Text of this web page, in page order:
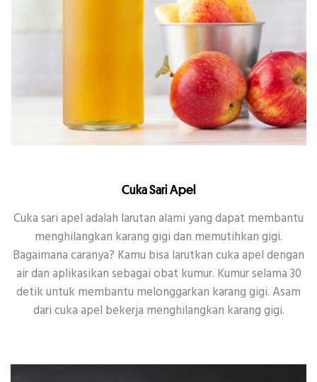
Cuka Sari Apel
Cuka sari apel adalah larutan alami yang dapat membantu
menghilangkan karang gigi dan memutihkan gigi.
Bagaimana caranya? Kamu bisa larutkan cuka apel dengan
air dan aplikasikan sebagai obat kumur. Kumur selama 30
detik untuk membantu melonggarkan karang gigi. Asam
dari cuka apel bekerja menghilangkan karang gigi.